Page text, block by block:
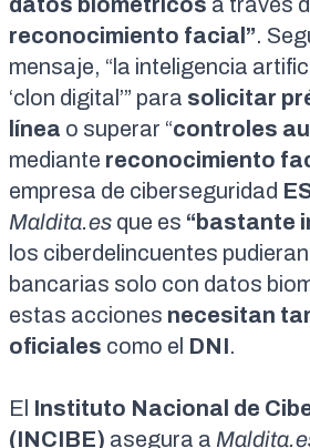
reconocimiento facial”.
mensaje, “la inteligencia
‘clon digital’” para solicitar
línea o superar “controles
mediante reconocimiento
empresa de ciberseguridad
Maldita.es que es “bastante
los ciberdelincuentes
bancarias solo con datos
estas acciones necesitan
oficiales como el DNI.
El Instituto Nacional de
(INCIBE) asegura a